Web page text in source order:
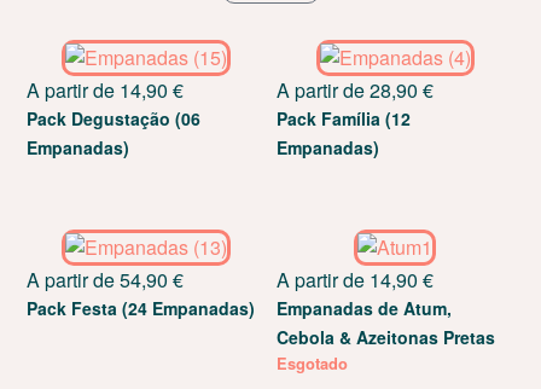
A partir de 14,90€
Pack Degustação (06
Empanadas)
A partir de28,90 €
Pack Família (12
Empanadas)
A partir de54,90€
Pack Festa (24 Empanadas)
A partir de 14,90 €
Empanadas de Atum,
Cebola & Azeitonas Pretas
Esgotado